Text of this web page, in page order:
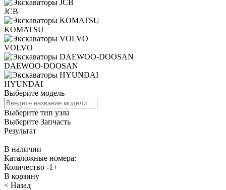
JCB
KOMATSU
VOLVO
DAEWOO-DOOSAN
HYUNDAI
Выберите модель
Выберите тип узла
Выберите Запчасть
Результат
В наличии
Каталожные номера:
Количество -1+
В корзину
< Назад